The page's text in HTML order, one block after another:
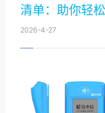
清单：助你轻
2026-4-27